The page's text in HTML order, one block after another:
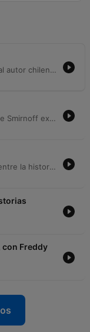
En este episodio, el presentador entrevista al autor chileno Félix Vega sobre su nueva novela en prosa, 'El mar viene a buscarnos'. La conversación explora la conexión temática entre su obra y la fauna marina, específicamente las ballenas jorobadas, y cómo su experiencia previa en la narrativa gráfica influyó en la estructura visual de su escritura. El diálogo profundiza en las fuentes de inspiración de Vega, que incluyen recuerdos de infancia, pesadillas marinas y referentes culturales. Además, se repasa el legado de la revista Mampato, la efervescencia cultural en Chile y la trayectoria artística del padre del entrevistado, analizando la evolución del estilo artístico y la identidad editorial en la región.
Neste episódio, o historiador Gregorio Garate Smirnoff explora a profundidade da Odisseia de Homero e sua importância cultural, abordando desde a tradição oral até as novas adaptações cinematográficas de Christopher Nolan. A conversa mergulha na natureza dos mitos, analisando temas como a jornada do herói, o simbolismo de figuras como Penélope e a distinção entre a força de Aquiles e a astúcia de Odisseu. A discussão também percorre as bases históricas da Guerra de Troia e a Idade do Bronze, debatendo polêmicas de representação moderna e a influência da mitologia grega na cultura pop contemporânea. O episódio encerra traçando paralelos entre os arquétipos clássicos e figuras históricas, conectando o saber antigo às narrativas que moldam a civilização ocidental.
Este episodio explora la profunda conexión entre la historia tecnológica de Estados Unidos y la franquicia Star Trek, analizando cómo elementos como el replicador y la tecnología warp plantean una utopía sin escasez. Se examina el impacto cultural de la serie, desde su reflejo de la geopolítica de la Guerra Fría hasta su capacidad para inspirar vocaciones científicas. A través de un recorrido por personajes icónicos como Kirk, Picard y Spock, los locutores reflexionan sobre la carga emocional de la saga y su vigencia actual. El análisis concluye con una guía para nuevos fans y una reflexión sobre cómo la ciencia ficción logra crear vínculos emocionales duraderos mediante la mezcla de realidad y ficción.
con Freddy